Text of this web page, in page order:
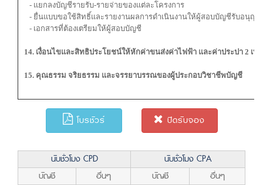
- แยกลงบัญชีรายรับ-รายจ่ายของแต่ละโครงการ
- ยื่นแบบขอใช้สิทธิ์และรายงานผลการดำเนินงานให้ผู้สอบบัญชีรับอนุญา
- เอกสารที่ต้องเตรียมให้ผู้สอบบัญชี
14. เงื่อนไขและสิทธิประโยชน์ให้หักค่าขนส่งค่าไฟฟ้า และค่าประปา 2 เท่า
15. คุณธรรม จริยธรรม และจรรยาบรรณของผู้ประกอบวิชาชีพบัญชี
โบรชัวร์ ปิดรับจอง
นับชั่วโมง CPD
นับชั่วโมง CPA
บัญชี
อื่นๆ บัญชี อื่นๆ